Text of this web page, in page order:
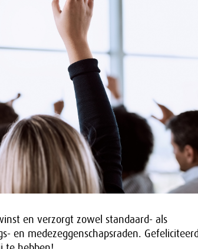
en verzorgt zowel standaard- als
en medezeggenschapsraden.